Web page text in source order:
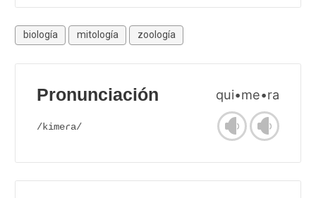
biología mitología zoología
Pronunciación qui•me•ra
/kimeɾa/